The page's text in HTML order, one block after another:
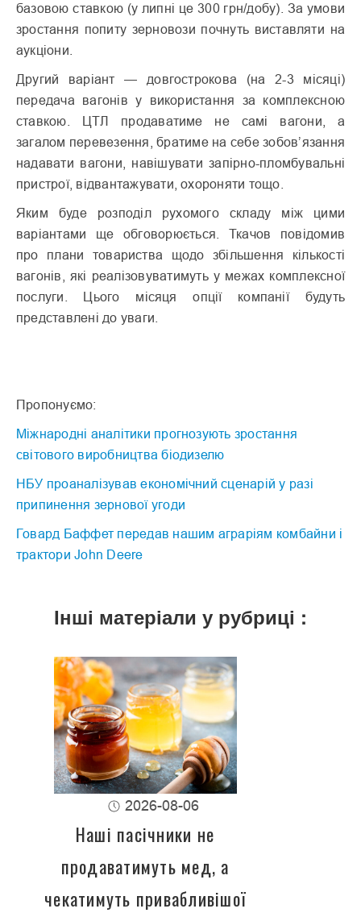
базовою ставкою (у липні це 300 грн/добу). За умови
зростання попиту зерновози почнуть виставляти на
аукціони.
Другий варіант — довгострокова (на 2-3 місяці)
передача вагонів у використання за комплексною
ставкою. ЦТЛ продаватиме не самі вагони, а
загалом перевезення, братиме на себе зобов’язання
надавати вагони, навішувати запірно-пломбувальні
пристрої, відвантажувати, охороняти тощо.
Яким буде розподіл рухомого складу між цими
варіантами ще обговорюється. Ткачов повідомив
про плани товариства щодо збільшення кількості
вагонів, які реалізовуватимуть у межах комплексної
послуги. Цього місяця опції компанії будуть
представлені до уваги.
Пропонуємо:
Міжнародні аналітики прогнозують зростання
світового виробництва біодизелю
НБУ проаналізував економічний сценарій у разі
припинення зернової угоди
Говард Баффет передав нашим аграріям комбайни і
трактори John Deere
Інші матеріали у рубриці :
2026-08-06
Наші пасічники не
продаватимуть мед, а
чекатимуть привабливішої